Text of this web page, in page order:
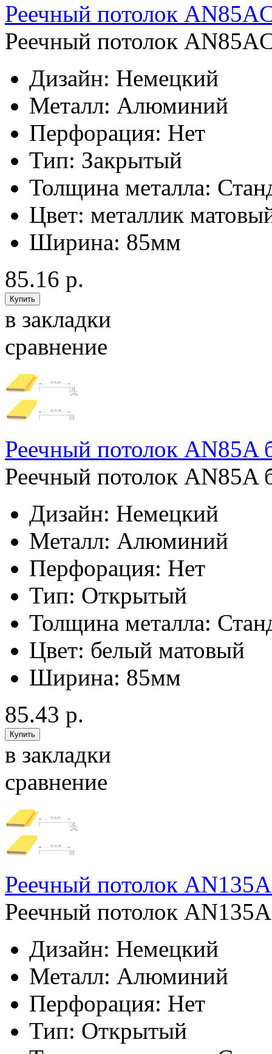
Реечный потолок
Реечный потолок
Дизайн: Немецкий
Металл: Алюминий
Перфорация: Нет
Тип: Закрытый
Толщина металла:
Цвет: металлик
Ширина: 85мм
85.16 р.
в закладки
сравнение
Реечный потолок AN85A
Реечный потолок AN85A
Дизайн: Немецкий
Металл: Алюминий
Перфорация: Нет
Тип: Открытый
Толщина металла:
Цвет: белый матовый
Ширина: 85мм
85.43 р.
в закладки
сравнение
Реечный потолок
Реечный потолок
Дизайн: Немецкий
Металл: Алюминий
Перфорация: Нет
Тип: Открытый